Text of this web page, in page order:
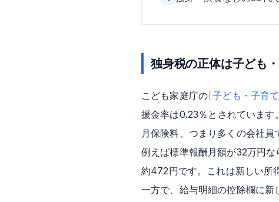
独身税の正体は子ども
こども家庭庁の(子ども・子育
援金率は0.23％とされていま
月保険料、つまり多くの会社員
例えば標準報酬月額が32万円
約472円です。これは新しい所
一方で、給与明細の控除欄に新